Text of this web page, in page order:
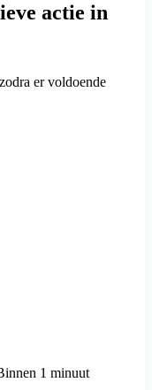
actie in
er voldoende
1 minuut